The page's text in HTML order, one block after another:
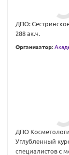
ДПО:
288 ак.ч.
Организатор:
ДПО
Углубленный
специалистов с